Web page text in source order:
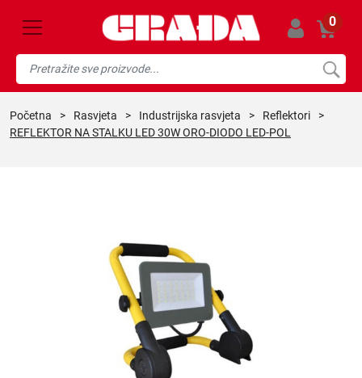
0
početna > rasvjeta > industrijska rasvjeta > reflektori
>
REFLEKTOR NA STALKU LED 30W ORO-DIODO LED-POL